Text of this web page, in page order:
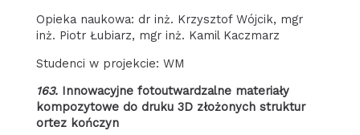
Opieka naukowa: dr inż. Krzysztof Wójcik, mgr
inż. Piotr Łubiarz, mgr inż. Kamil Kaczmarz
Studenci w projekcie: WM
163. Innowacyjne fotoutwardzalne materiały
kompozytowe do druku 3D złożonych struktur
ortez kończyn